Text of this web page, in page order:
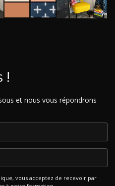
!
et nous vous répondrons
vous acceptez de recevoir par